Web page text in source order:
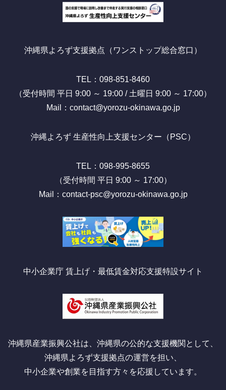
沖縄県よろず支援拠点（ワンストップ総合窓口）
TEL：098-851-8460
（受付時間 平日 9:00 ～ 19:00 / 土曜日 9:00 ～ 17:00）
Mail：contact@yorozu-okinawa.go.jp
沖縄よろず 生産性向上支援センター（PSC）
TEL：098-995-8655
（受付時間 平日 9:00 ～ 17:00）
Mail：contact-psc@yorozu-okinawa.go.jp
中小企業庁 賃上げ・最低賃金対応支援特設サイト
沖縄県産業振興公社は、沖縄県の公的な支援機関として、
沖縄県よろず支援拠点の運営を担い、
中小企業や創業を目指す方々を応援しています。